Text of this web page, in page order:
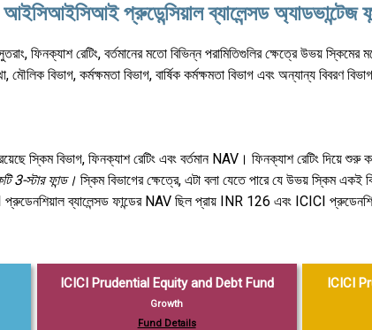
প্রুডেন্সিয়াল ব্যালেন্সড অ্যাডভান্টেজ
রেটিং, বর্তমানের মতো বিভিন্ন পরামিতিগুলির ক্ষেত্রে উভয় স্কিমের
মৌলিক বিভাগ, কর্মক্ষমতা বিভাগ, বার্ষিক কর্মক্ষমতা বিভাগ এবং অন্যান্য বিবরণ
স্কিম বিভাগ, ফিনক্যাশ রেটিং এবং বর্তমান NAV। ফিনক্যাশ রেটিং দিয়ে শুরু
3-স্টার ফান্ড। স্কিম বিভাগের ক্ষেত্রে, এটা বলা যেতে পারে যে উভয় স্কিম
ব্যালেন্সড ফান্ডের NAV ছিল প্রায় INR 126 এবং ICICI
ICICI Prudential Equity and Debt Fund
Growth
Fund Details
ICICI